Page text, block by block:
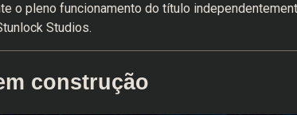
o pleno funcionamento do título
Studios.
construção